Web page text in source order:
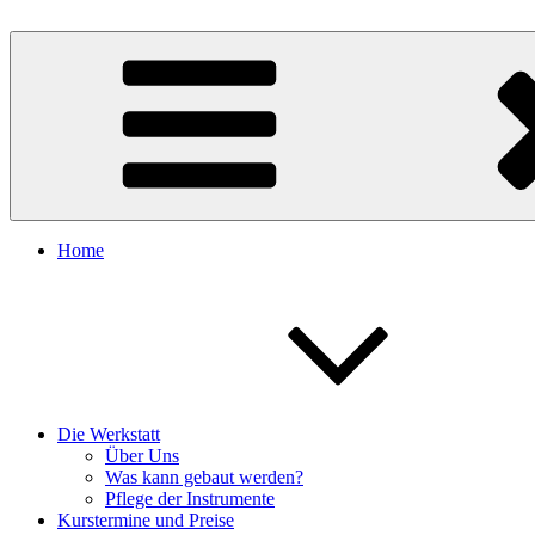
Inhalt
Formentera Guitars
Bau dir dein eigenes Trauminstrument
Home
Die Werkstatt
Über Uns
Was kann gebaut werden?
Pflege der Instrumente
Kurstermine und Preise